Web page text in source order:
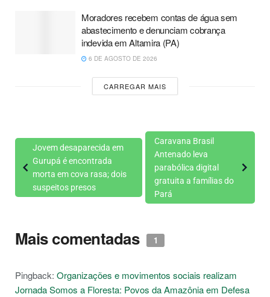
Moradores recebem contas de água sem
abastecimento e denunciam cobrança
indevida em Altamira (PA)
6 DE AGOSTO DE 2026
CARREGAR MAIS
Jovem desaparecida em
Gurupá é encontrada
morta em cova rasa; dois
suspeitos presos
Caravana Brasil
Antenado leva
parabólica digital
gratuita a famílias do
Pará
Mais comentadas 1
Pingback: Organizações e movimentos sociais realizam
Jornada Somos a Floresta: Povos da Amazônia em Defesa